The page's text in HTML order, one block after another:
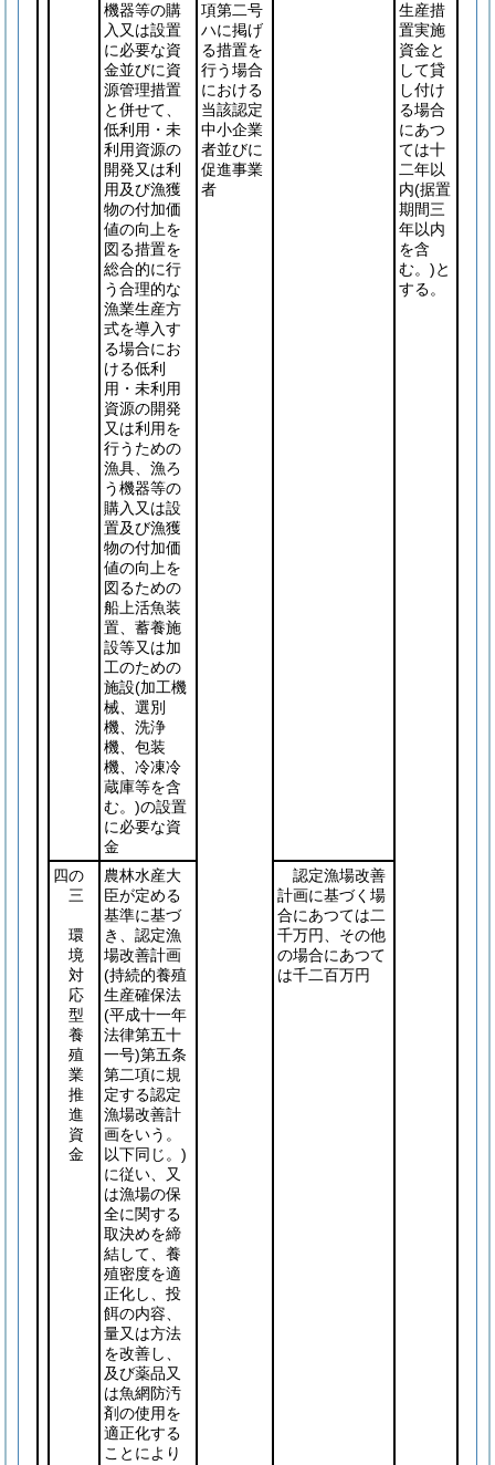
機器等の購
入又は設置
に必要な資
金並びに資
源管理措置
と併せて、
低利用・未
利用資源の
開発又は利
用及び漁獲
物の付加価
値の向上を
図る措置を
総合的に行
う合理的な
漁業生産方
式を導入す
る場合にお
ける低利
用・未利用
資源の開発
又は利用を
行うための
漁具、漁ろ
う機器等の
購入又は設
置及び漁獲
物の付加価
値の向上を
図るための
船上活魚装
置、蓄養施
設等又は加
工のための
施設(加工機
械、選別
機、洗浄
機、包装
機、冷凍冷
蔵庫等を含
む。)の設置
に必要な資
金
項第二号
ハに掲げ
る措置を
行う場合
における
当該認定
中小企業
者並びに
促進事業
者
生産措
置実施
資金と
して貸
し付け
る場合
にあつ
ては十
二年以
内(据置
期間三
年以内
を含
む。)と
する。
四の
三
環
境
対
応
型
養
殖
業
推
進
資
金
農林水産大
臣が定める
基準に基づ
き、認定漁
場改善計画
(持続的養殖
生産確保法
(平成十一年
法律第五十
一号)第五条
第二項に規
定する認定
漁場改善計
画をいう。
以下同じ。)
に従い、又
は漁場の保
全に関する
取決めを締
結して、養
殖密度を適
正化し、投
餌の内容、
量又は方法
を改善し、
及び薬品又
は魚網防汚
剤の使用を
適正化する
ことにより
認定漁場改善
計画に基づく場
合にあつては二
千万円、その他
の場合にあつて
は千二百万円